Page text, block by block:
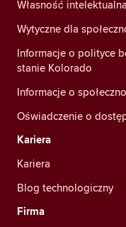
Własność intelektualna
Wytyczne dla
Informacje o polityce
stanie Kolorado
Informacje o
Oświadczenie o
Kariera
Kariera
Blog technologiczny
Firma